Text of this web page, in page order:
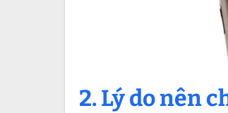
2. Lý do nên